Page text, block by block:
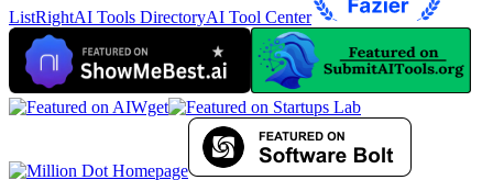
ListRightAI Tools DirectoryAI Tool Center